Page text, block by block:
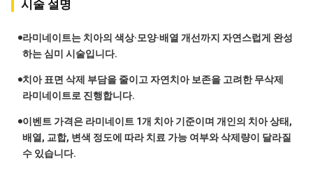
시술 설명
라미네이트는 치아의 색상·모양·배열 개선까지 자연스럽게 완성
하는 심미 시술입니다.
치아 표면 삭제 부담을 줄이고 자연치아 보존을 고려한 무삭제
라미네이트로 진행합니다.
이벤트 가격은 라미네이트 1개 치아 기준이며 개인의 치아 상태,
배열, 교합, 변색 정도에 따라 치료 가능 여부와 삭제량이 달라질
수 있습니다.